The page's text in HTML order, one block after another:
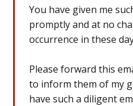
You have given me
promptly and at no
occurrence in these
Please forward this
to inform them of my
have such a diligent